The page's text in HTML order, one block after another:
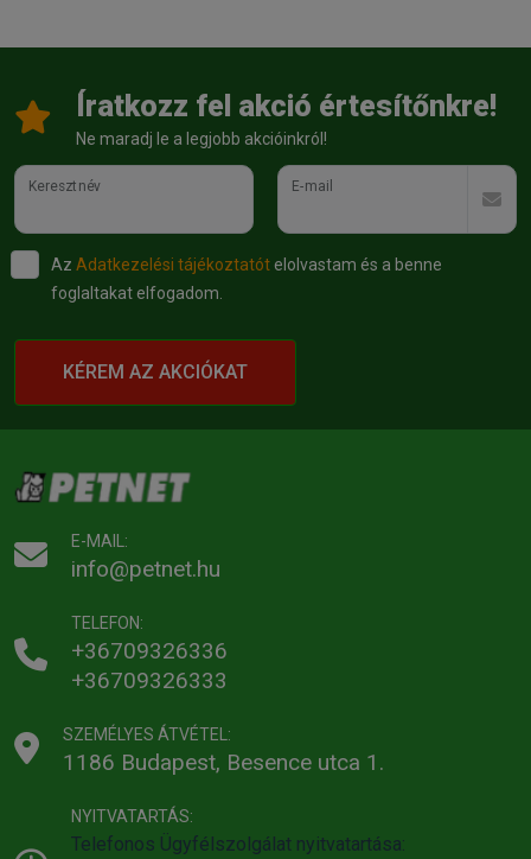
Íratkozz fel akció értesítőnkre!
Ne maradj le a legjobb akcióinkról!
Keresztnév E-mail
Az Adatkezelési tájékoztatót elolvastam és a benne
foglaltakat elfogadom.
KÉREM AZ AKCIÓKAT
E-MAIL:
info@petnet.hu
TELEFON:
+36709326336
+36709326333
SZEMÉLYES ÁTVÉTEL:
1186 Budapest, Besence utca 1.
NYITVATARTÁS:
Telefonos Ügyfélszolgálat nyitvatartása: